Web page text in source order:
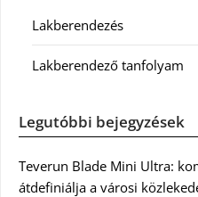
Lakberendezés
Lakberendező tanfolyam
Legutóbbi bejegyzések
Teverun Blade Mini Ultra:
átdefiniálja a városi